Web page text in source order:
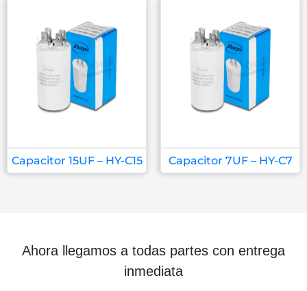
Capacitor 15UF – HY-C15 Capacitor 7UF – HY-C7
Ahora llegamos a todas partes con entrega
inmediata